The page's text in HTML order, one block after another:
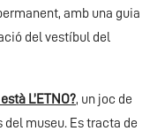
amb una guia
del vestíbul del
L’ETNO?, un joc de
museu. Es tracta de